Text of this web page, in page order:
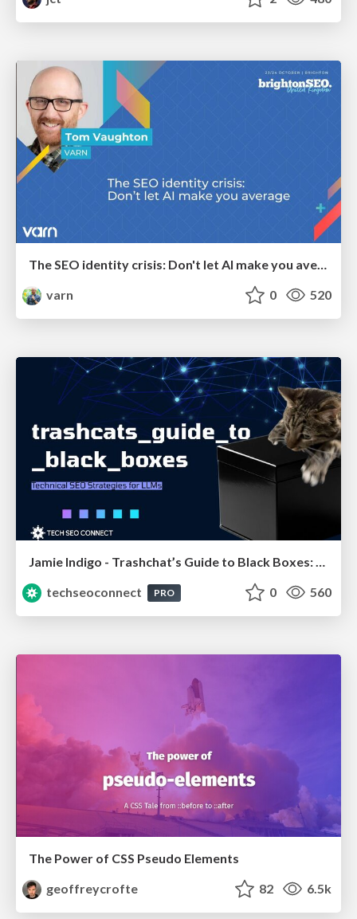
The SEO identity crisis: Don't let AI make you average
varn
0 520
Jamie Indigo - Trashchat’s Guide to Black Boxes: Technical SEO Tactics for LLMs
techseoconnect
PRO 0 560
The Power of CSS Pseudo Elements
geoffreycrofte
82 6.5k